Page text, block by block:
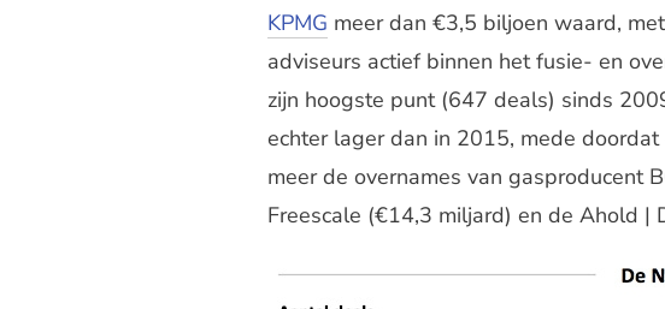
KPMG meer dan €3,5 biljoen waard,
adviseurs actief binnen het fusie- en
zijn hoogste punt (647 deals) sinds
echter lager dan in 2015, mede
meer de overnames van gasproducent
Freescale (€14,3 miljard) en de Ahold |